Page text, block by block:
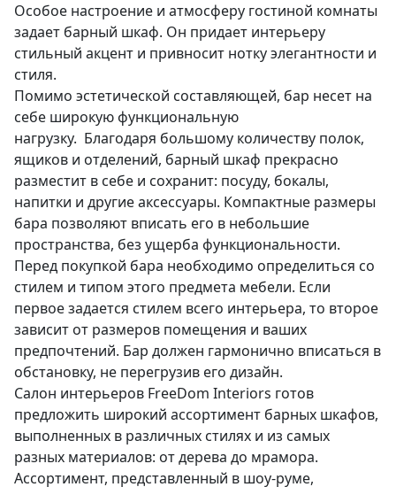
Особое настроение и атмосферу гостиной комнаты
задает барный шкаф. Он придает интерьеру
стильный акцент и привносит нотку элегантности и
стиля.
Помимо эстетической составляющей, бар несет на
себе широкую функциональную
нагрузку. Благодаря большому количеству полок,
ящиков и отделений, барный шкаф прекрасно
разместит в себе и сохранит: посуду, бокалы,
напитки и другие аксессуары. Компактные размеры
бара позволяют вписать его в небольшие
пространства, без ущерба функциональности.
Перед покупкой бара необходимо определиться со
стилем и типом этого предмета мебели. Если
первое задается стилем всего интерьера, то второе
зависит от размеров помещения и ваших
предпочтений. Бар должен гармонично вписаться в
обстановку, не перегрузив его дизайн.
Салон интерьеров FreeDom Interiors готов
предложить широкий ассортимент барных шкафов,
выполненных в различных стилях и из самых
разных материалов: от дерева до мрамора.
Ассортимент, представленный в шоу-руме,